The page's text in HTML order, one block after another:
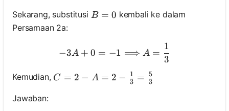
Sekarang, substitusi B=0
B = 0 kembali ke dalam
Persamaan 2a:
-3 A+0=-1
−3A + 0 = −1 ⟹ A =
3
1
Kemudian, C=2-A=2-\frac{1}{3}=\frac{5}{3}
C = 2 − A = 2 − 3
1 = 3
5
Jawaban: